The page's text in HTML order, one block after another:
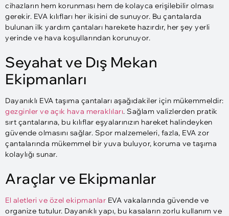
cihazların hem korunması hem de kolayca erişilebilir olması
gerekir. EVA kılıfları her ikisini de sunuyor. Bu çantalarda
bulunan ilk yardım çantaları harekete hazırdır, her şey yerli
yerinde ve hava koşullarından korunuyor.
Seyahat ve Dış Mekan
Ekipmanları
Dayanıklı EVA taşıma çantaları aşağıdakiler için mükemmeldir:
gezginler ve açık hava meraklıları. Sağlam valizlerden pratik
sırt çantalarına, bu kılıflar eşyalarınızın hareket halindeyken
güvende olmasını sağlar. Spor malzemeleri, fazla, EVA zor
çantalarında mükemmel bir yuva buluyor, koruma ve taşıma
kolaylığı sunar.
Araçlar ve Ekipmanlar
El aletleri ve özel ekipmanlar EVA vakalarında güvende ve
organize tutulur. Dayanıklı yapı, bu kasaların zorlu kullanım ve